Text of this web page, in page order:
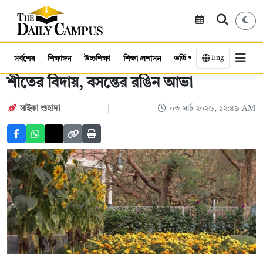
সর্বশেষ শিক্ষাঙ্গন উচ্চশিক্ষা শিক্ষা প্রশাসন ভর্তি পরীক্ষা কর্মসংস্থান
Eng
শীতের বিদায়, বসন্তের রঙিন আভা
সাইকা শুহাদা ০৩ মার্চ ২০২৬, ১২:৪৯ AM